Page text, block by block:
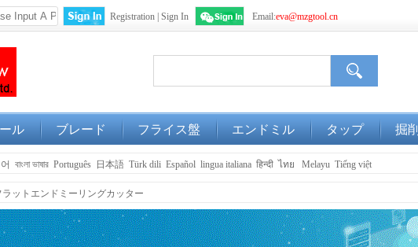
Registration Sign In
Email:eva@mzgtool.cn
ル ブレード フライス盤 エンドミル タップ 掘削
বাংলা ভাষার Português 日本語 Türk dili Español lingua italiana हिन्दी ไทย Melayu Tiếng việt
ラットエンドミーリングカッター